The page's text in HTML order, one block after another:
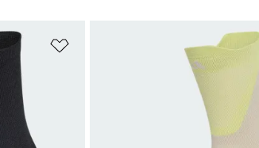
เพิ่มไปยังรายการสินค้าโปรด